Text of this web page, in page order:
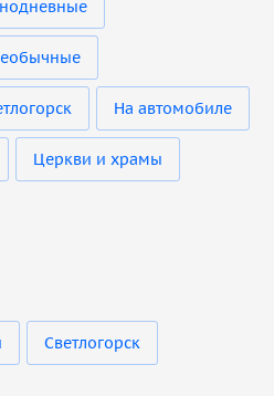
На автомобиле
Церкви и храмы
Светлогорск